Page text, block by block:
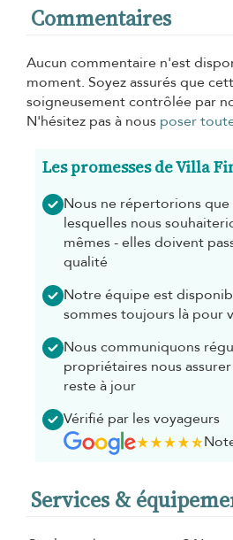
Commentaires
Aucun commentaire n'est
moment. Soyez assurés que
soigneusement contrôlée par
N'hésitez pas à nous poser
Les promesses de Villa
Nous ne répertorions
lesquelles nous
mêmes - elles doivent
qualité
Notre équipe est
sommes toujours là pour
Nous communiquons
propriétaires nous
reste à jour
Vérifié par les voyageurs
Services &